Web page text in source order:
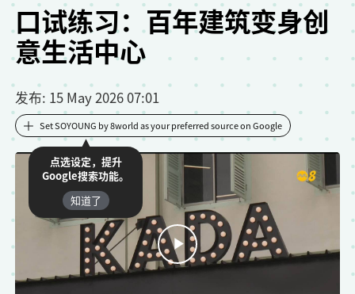
口试练习：百年建筑变身创
意生活中心
发布: 15 May 2026 07:01
Set SOYOUNG by 8world as your preferred source on Google
点选设定，提升
Google搜索功能。
知道了